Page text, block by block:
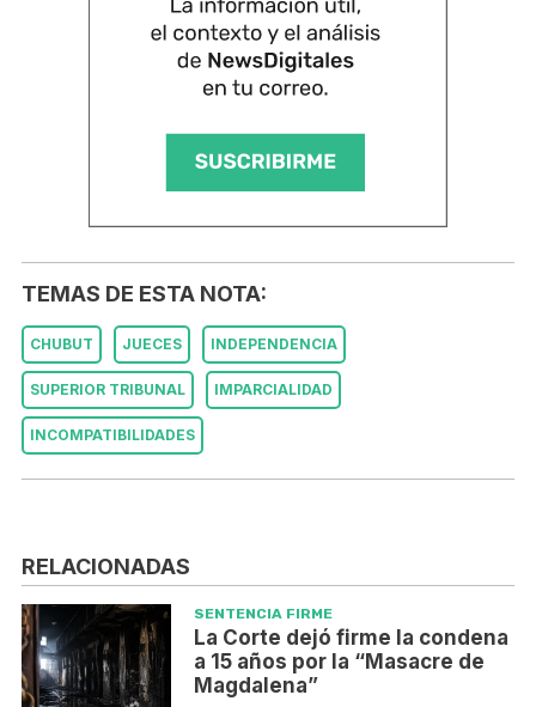
TEMAS DE ESTA NOTA:
CHUBUT JUECES INDEPENDENCIA
SUPERIOR TRIBUNAL IMPARCIALIDAD
INCOMPATIBILIDADES
RELACIONADAS
SENTENCIA FIRME
La Corte dejó firme la condena
a 15 años por la “Masacre de
Magdalena”